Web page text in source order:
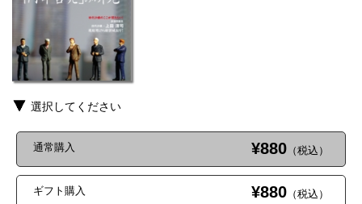
選択してください
通常購入 ¥880 （税込）
ギフト購入 ¥880 （税込）